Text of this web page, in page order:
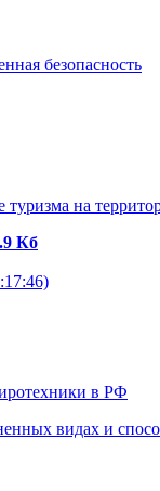
безопасность
на
Кб
в РФ
видах и